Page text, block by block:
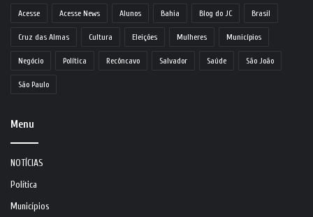
Acesse Acesse News Alunos Bahia Blog do JC Brasil
Cruz das Almas Cultura Eleições Mulheres Municípios
Negócio Política Recôncavo Salvador Saúde São João
São Paulo
Menu
NOTÍCIAS
Política
Municípios